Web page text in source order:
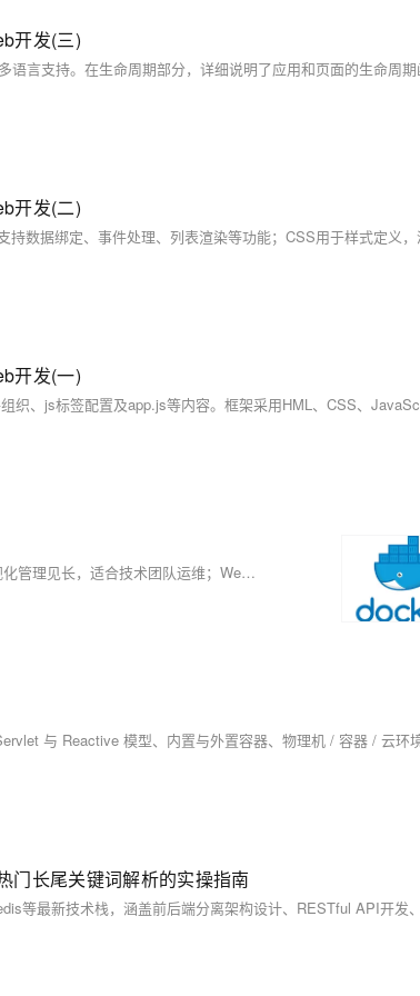
开发(三)
开发(二)
开发(一)
2025年热门Web化容器部署工具对比：Portainer与Websoft9。Portainer以轻量可视化管理见长，适合技术团队运维；Websoft9则提供一站式应用部署与容器管理，内置丰富开源模板，降低中小企业部署门槛。两者各有优势，助力企业提升容器化效率。
门长尾关键词解析的实操指南